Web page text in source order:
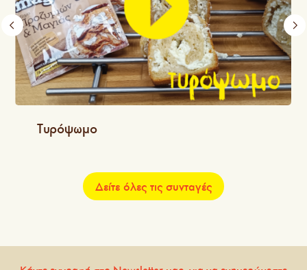
Τυρόψωμο
Δείτε όλες τις συνταγές